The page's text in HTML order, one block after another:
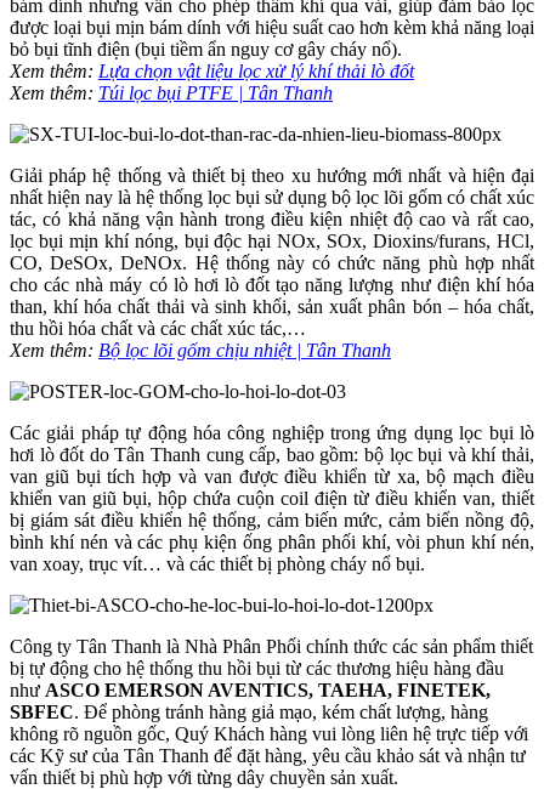
bám dính nhưng vẫn cho phép thấm khí qua vải, giúp đảm bảo lọc
được loại bụi mịn bám dính với hiệu suất cao hơn kèm khả năng loại
bỏ bụi tĩnh điện (bụi tiềm ẩn nguy cơ gây cháy nổ).
Xem thêm: Lựa chọn vật liệu lọc xử lý khí thải lò đốt
Xem thêm: Túi lọc bụi PTFE | Tân Thanh
Giải pháp hệ thống và thiết bị theo xu hướng mới nhất và hiện đại
nhất hiện nay là hệ thống lọc bụi sử dụng bộ lọc lõi gốm có chất xúc
tác, có khả năng vận hành trong điều kiện nhiệt độ cao và rất cao,
lọc bụi mịn khí nóng, bụi độc hại NOx, SOx, Dioxins/furans, HCl,
CO, DeSOx, DeNOx. Hệ thống này có chức năng phù hợp nhất
cho các nhà máy có lò hơi lò đốt tạo năng lượng như điện khí hóa
than, khí hóa chất thải và sinh khối, sản xuất phân bón – hóa chất,
thu hồi hóa chất và các chất xúc tác,…
Xem thêm: Bộ lọc lõi gốm chịu nhiệt | Tân Thanh
Các giải pháp tự động hóa công nghiệp trong ứng dụng lọc bụi lò
hơi lò đốt do Tân Thanh cung cấp, bao gồm: bộ lọc bụi và khí thải,
van giũ bụi tích hợp và van được điều khiển từ xa, bộ mạch điều
khiển van giũ bụi, hộp chứa cuộn coil điện từ điều khiển van, thiết
bị giám sát điều khiển hệ thống, cảm biến mức, cảm biến nồng độ,
bình khí nén và các phụ kiện ống phân phối khí, vòi phun khí nén,
van xoay, trục vít… và các thiết bị phòng cháy nổ bụi.
Công ty Tân Thanh là Nhà Phân Phối chính thức các sản phẩm thiết
bị tự động cho hệ thống thu hồi bụi từ các thương hiệu hàng đầu
như ASCO EMERSON AVENTICS, TAEHA, FINETEK,
SBFEC. Để phòng tránh hàng giả mạo, kém chất lượng, hàng
không rõ nguồn gốc, Quý Khách hàng vui lòng liên hệ trực tiếp với
các Kỹ sư của Tân Thanh để đặt hàng, yêu cầu khảo sát và nhận tư
vấn thiết bị phù hợp với từng dây chuyền sản xuất.